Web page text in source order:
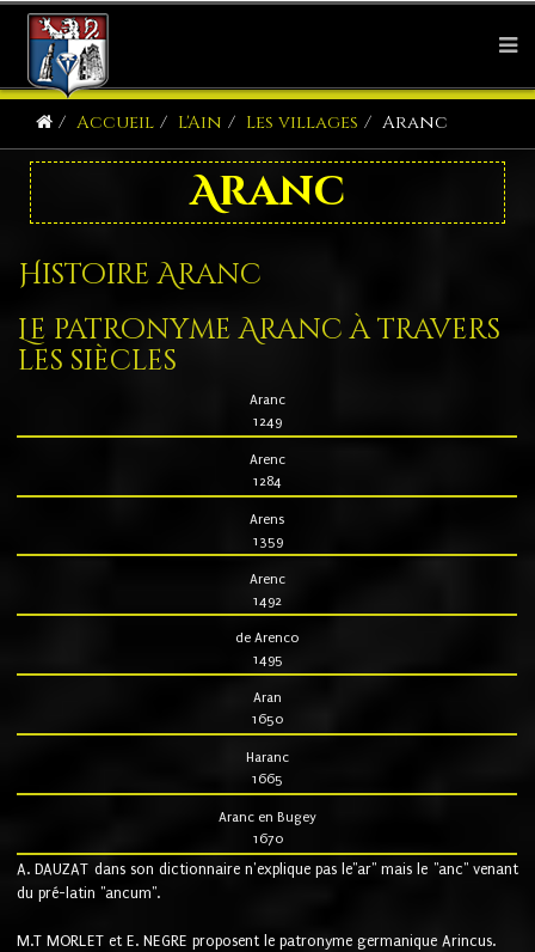
Accueil L'Ain Les villages Aranc
Aranc
Histoire Aranc
Le patronyme Aranc à travers
les siècles
Aranc
1249
Arenc
1284
Arens
1359
Arenc
1492
de Arenco
1495
Aran
1650
Haranc
1665
Aranc en Bugey
1670
A. DAUZAT dans son dictionnaire n'explique pas le"ar" mais le "anc" venant
du pré-latin "ancum".
M.T MORLET et E. NEGRE proposent le patronyme germanique Arincus.